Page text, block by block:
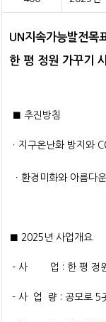
UN지속가능발전목
한 평 정원 가꾸기
■ 추진방침
ㆍ지구온난화 방지와
ㆍ환경미화와 아름다
■ 2025년 사업개요
- 사 업 : 한 평 정원
- 사 업 량 : 공모로 5